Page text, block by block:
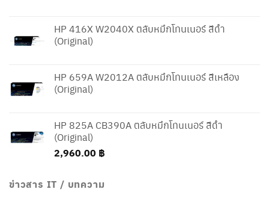
HP 416X W2040X ตลับหมึกโทนเนอร์ สีดำ
(Original)
HP 659A W2012A ตลับหมึกโทนเนอร์ สีเหลือง
(Original)
HP 825A CB390A ตลับหมึกโทนเนอร์ สีดำ
(Original)
2,960.00 ฿
ข่าวสาร IT / บทความ